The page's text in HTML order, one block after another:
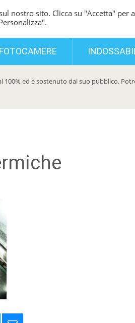
FOTOCAMERE
100% ed è sostenuto dal suo pubblico.
nostro sito. Clicca su "Accetta" per